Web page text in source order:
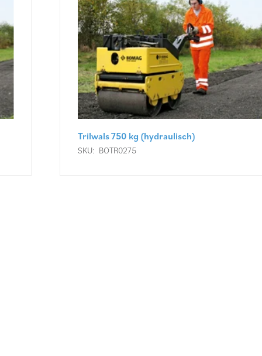
Trilwals 750 kg (hydraulisch)
BOTR0275